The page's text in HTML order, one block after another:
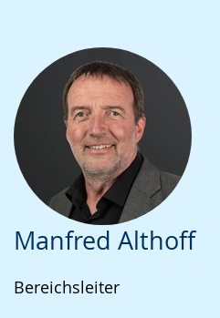
Manfred Althoff
Bereichsleiter